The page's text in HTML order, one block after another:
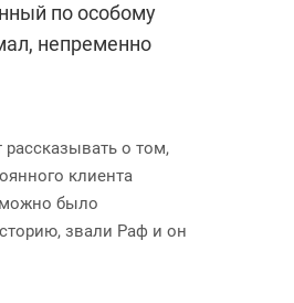
по особому
непременно
рассказывать о том,
клиента
можно было
звали Раф и он